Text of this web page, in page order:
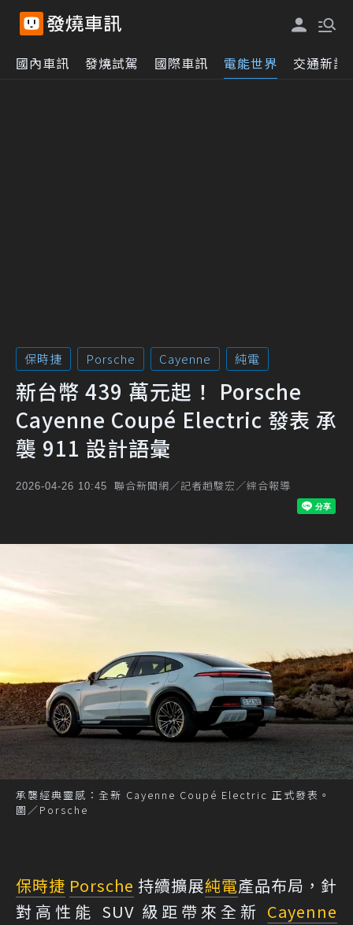
國內車訊 發燒試駕 國際車訊 電能世界 交通新訊
保時捷 Porsche Cayenne 純電
新台幣 439 萬元起！ Porsche
Cayenne Coupé Electric 發表 承
襲 911 設計語彙
2026-04-26 10:45 聯合新聞網／記者趙駿宏／綜合報導
承襲經典靈感：全新 Cayenne Coupé Electric 正式發表。
圖／Porsche
保時捷 Porsche 持續擴展純電產品布局，針
對高性能 SUV 級距帶來全新 Cayenne